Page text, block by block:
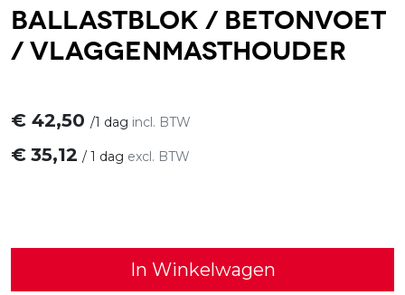
Ballastblok / betonvoet
/ vlaggenmasthouder
€ 42,50 /1 dag incl. BTW
€ 35,12 / 1 dag excl. BTW
In Winkelwagen